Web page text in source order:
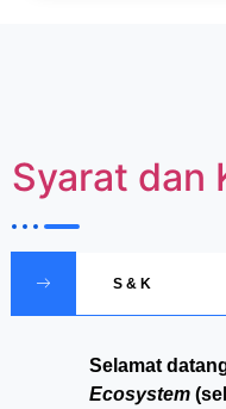
Syarat dan
S & K
Selamat
Ecosystem